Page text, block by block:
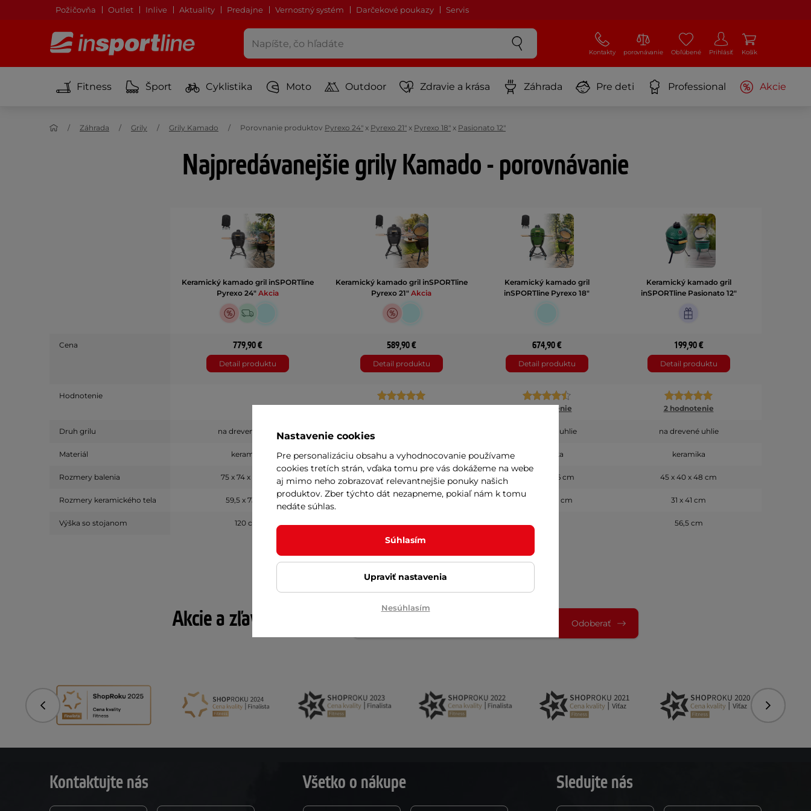
Požičovňa Outlet Inlive Aktuality Predajne Vernostný systém Darčekové poukazy Servis
Kontakty porovnávanie Obľúbené Prihlásiť Košík
Fitness Šport Cyklistika Moto Outdoor Zdravie a krása Záhrada Pre deti Professional Akcie
Záhrada Grily Grily Kamado Porovnanie produktov Pyrexo 24" x Pyrexo 21" x Pyrexo 18" x Pasionato 12"
Najpredávanejšie grily Kamado - porovnávanie
Keramický kamado gril inSPORTline
Pyrexo 24" Akcia
Keramický kamado gril inSPORTline
Pyrexo 21" Akcia
Keramický kamado gril
inSPORTline Pyrexo 18"
Keramický kamado gril
inSPORTline Pasionato 12"
Cena 779,90 €
Detail produktu
589,90 €
Detail produktu
674,90 €
Detail produktu
199,90 €
Detail produktu
Hodnotenie
2 hodnotenie 2 hodnotenie
Druh grilu na drevené uhlie na drevené uhlie na drevené uhlie
Materiál keramika keramika keramika keramika
Rozmery balenia 75 x 74 x 67 cm 80 x 70 x 64 cm 70 x 60 x 56 cm 45 x 40 x 48 cm
Rozmery keramického tela 59,5 x 73 cm 53,5 x 72,7 cm 44,5 x 60,5 cm 31 x 41 cm
Výška so stojanom 120 cm 125 cm 56,5 cm
Akcie a zľavy na email Odoberať
Predchádzajúci
Kontaktujte nás Všetko o nákupe Sledujte nás
Nastavenie cookies
Pre personalizáciu obsahu a vyhodnocovanie používame
cookies tretích strán, vďaka tomu pre vás dokážeme na webe
aj mimo neho zobrazovať relevantnejšie ponuky našich
produktov. Zber týchto dát nezapneme, pokiaľ nám k tomu
nedáte súhlas.
Súhlasím
Upraviť nastavenia
Nesúhlasím